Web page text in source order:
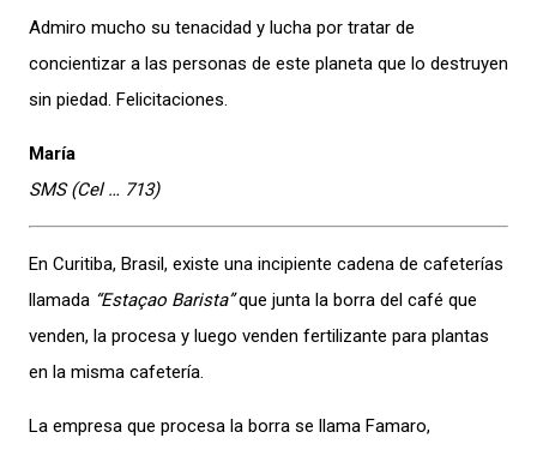
Admiro mucho su tenacidad y lucha por tratar de
concientizar a las personas de este planeta que lo destruyen
sin piedad. Felicitaciones.
María
SMS (Cel … 713)
En Curitiba, Brasil, existe una incipiente cadena de cafeterías
llamada “Estaçao Barista”que junta la borra del café que
venden, la procesa y luego venden fertilizante para plantas
en la misma cafetería.
La empresa que procesa la borra se llama Famaro,